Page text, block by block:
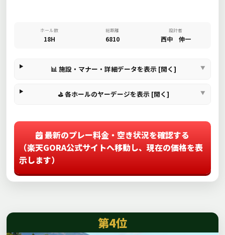
ホール数
18H
総距離
6810
設計者
西中 伸一
📊 施設・マナー・詳細データを表示 [開く]
⛳ 各ホールのヤーデージを表示 [開く]
最新のプレー料金・空き状況を確認する
（楽天GORA公式サイトへ移動し、現在の価格を表
示します）
第4位